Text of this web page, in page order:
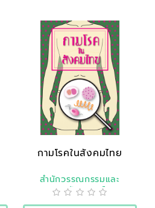
กามโรคในสังคมไทย
สำนักวรรณกรรมและ
ประวัติศาสตร์